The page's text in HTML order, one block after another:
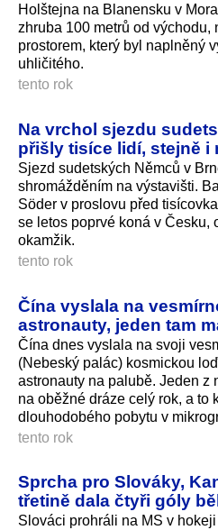
Holštejna na Blanensku v
zhruba 100 metrů od východu,
prostorem, který byl naplněný
uhličitého.
tento rok
Na vrchol sjezdu
přišly tisíce lidí, stejně i
Sjezd sudetských Němců v
shromážděním na výstavišti.
Söder v proslovu před
se letos poprvé koná v Česku,
okamžik.
tento rok
Čína vyslala na
astronauty, jeden tam
Čína dnes vyslala na svoji
(Nebeský palác) kosmickou
astronauty na palubě. Jeden z
na oběžné dráze celý rok, a to
dlouhodobého pobytu v
tento rok
Sprcha pro Slováky,
třetině dala čtyři góly
Slováci prohráli na MS v